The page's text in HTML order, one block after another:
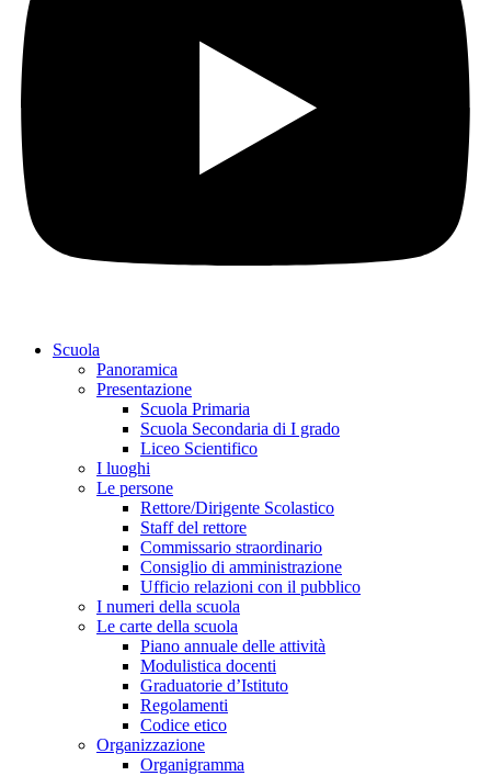
Scuola
Panoramica
Presentazione
Scuola Primaria
Scuola Secondaria di I grado
Liceo Scientifico
I luoghi
Le persone
Rettore/Dirigente Scolastico
Staff del rettore
Commissario straordinario
Consiglio di amministrazione
Ufficio relazioni con il pubblico
I numeri della scuola
Le carte della scuola
Piano annuale delle attività
Modulistica docenti
Graduatorie d’Istituto
Regolamenti
Codice etico
Organizzazione
Organigramma